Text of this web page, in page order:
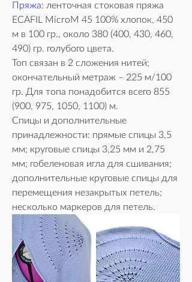
Пряжа: ленточная стоковая пряжа
ECAFIL MicroM 45 100% хлопок, 450
м в 100 гр., около 380 (400, 430, 460,
490) гр. голубого цвета.
Топ связан в 2 сложения нитей;
окончательный метраж – 225 м/100
гр. Для топа понадобится всего 855
(900, 975, 1050, 1100) м.
Спицы и дополнительные
принадлежности: прямые спицы 3,5
мм; круговые спицы 3,25 мм и 2,75
мм; гобеленовая игла для сшивания;
дополнительные круговые спицы для
перемещения незакрытых петель;
несколько маркеров для петель.